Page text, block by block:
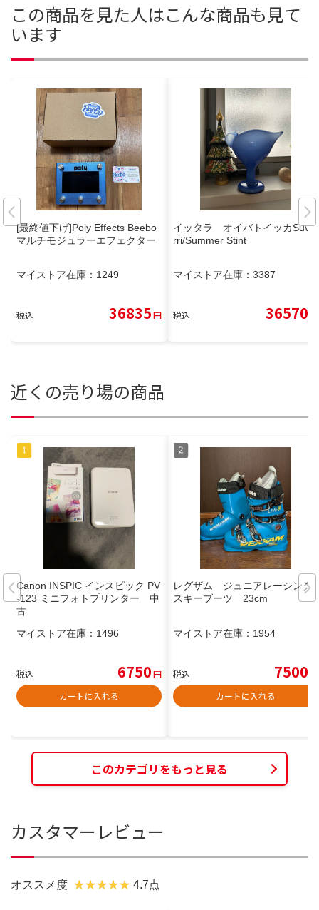
この商品を見た人はこんな商品も見て
います
[最終値下げ]Poly Effects Beebo
マルチモジュラーエフェクター
マイストア在庫： 1249
税込 36835円
イッタラ オイバトイッカSuvis
rri/Summer Stint
マイストア在庫： 3387
税込 36570
近くの売り場の商品
Canon INSPIC インスピック PV
-123 ミニフォトプリンター 中
古
マイストア在庫： 1496
税込 6750円
カートに入れる
レグザム ジュニアレーシング
スキーブーツ 23cm
マイストア在庫： 1954
税込 7500
カートに入れる
このカテゴリをもっと見る
カスタマーレビュー
オススメ度 4.7点